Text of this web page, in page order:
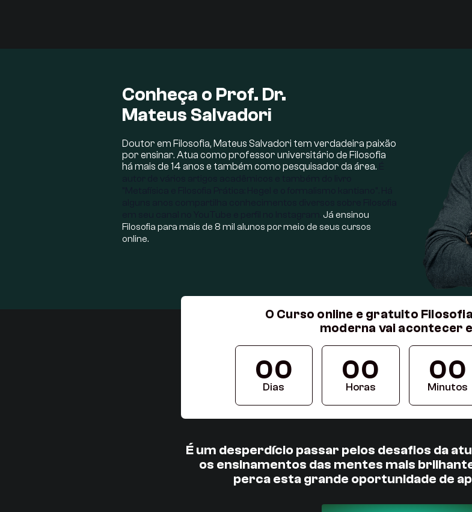
Conheça o Prof. Dr.
Mateus Salvadori
Doutor em Filosofia, Mateus Salvadori tem verdadeira paixão
por ensinar. Atua como professor universitário de Filosofia
há mais de 14 anos e também como pesquisador da área.
Já ensinou
Filosofia para mais de 8 mil alunos por meio de seus cursos
online.
O Curso online e gratuito
moderna vai acontecer
00
Dias
00
Horas
00
Minutos
É um desperdício passar pelos desafios da
os ensinamentos das mentes mais
perca esta grande oportunidade de